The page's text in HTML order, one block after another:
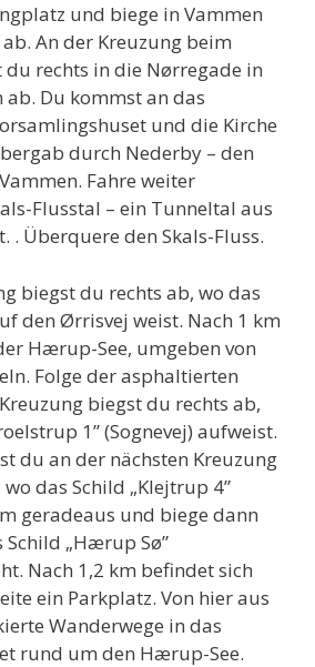
und biege in Vammen
An der Kreuzung beim
rechts in die Nørregade in
ab. Du kommst an das
und die Kirche
durch Nederby – den
Fahre weiter
Flusstal – ein Tunneltal aus
. Überquere den Skals-Fluss.
biegst du rechts ab, wo das
den Ørrisvej weist. Nach 1 km
Hærup-See, umgeben von
Folge der asphaltierten
biegst du rechts ab,
1” (Sognevej) aufweist.
du an der nächsten Kreuzung
das Schild „Klejtrup 4”
geradeaus und biege dann
Schild „Hærup Sø”
Nach 1,2 km befindet sich
ein Parkplatz. Von hier aus
Wanderwege in das
rund um den Hærup-See.